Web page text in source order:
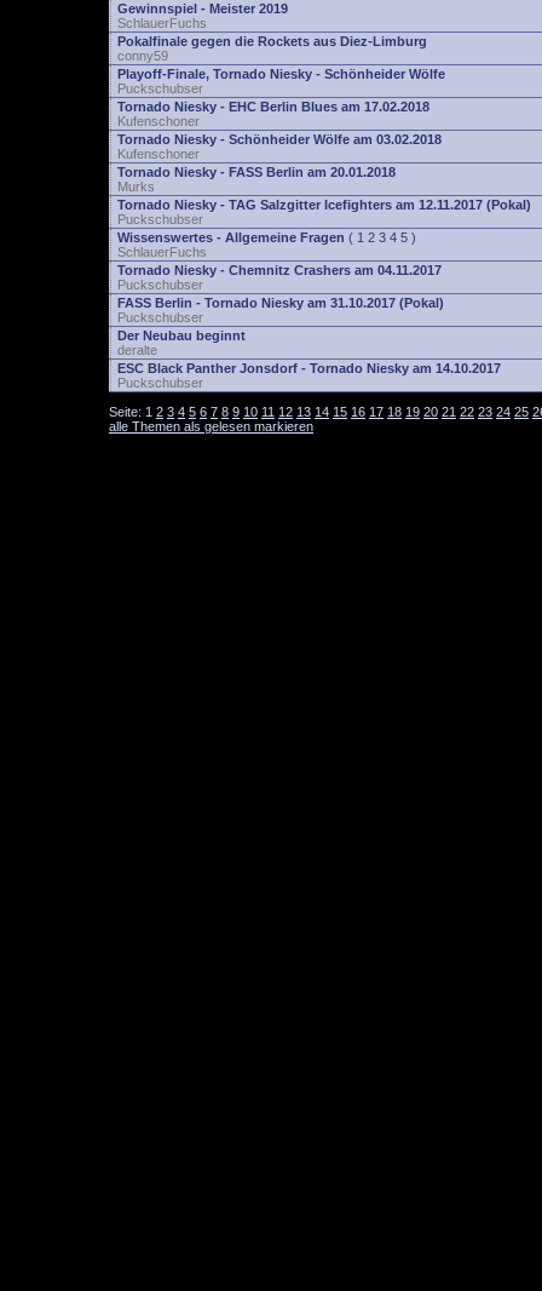
Gewinnspiel - Meister 2019
SchlauerFuchs
Pokalfinale gegen die Rockets aus Diez-Limburg
conny59
Playoff-Finale, Tornado Niesky - Schönheider Wölfe
Puckschubser
Tornado Niesky - EHC Berlin Blues am 17.02.2018
Kufenschoner
Tornado Niesky - Schönheider Wölfe am 03.02.2018
Kufenschoner
Tornado Niesky - FASS Berlin am 20.01.2018
Murks
Tornado Niesky - TAG Salzgitter Icefighters am 12.11.2017 (Pokal)
Puckschubser
Wissenswertes - Allgemeine Fragen ( 1 2 3 4 5 )
SchlauerFuchs
Tornado Niesky - Chemnitz Crashers am 04.11.2017
Puckschubser
FASS Berlin - Tornado Niesky am 31.10.2017 (Pokal)
Puckschubser
Der Neubau beginnt
deralte
ESC Black Panther Jonsdorf - Tornado Niesky am 14.10.2017
Puckschubser
Seite: 1 2 3 4 5 6 7 8 9 10 11 12 13 14 15 16 17 18 19 20 21 22 23 24 25
alle Themen als gelesen markieren